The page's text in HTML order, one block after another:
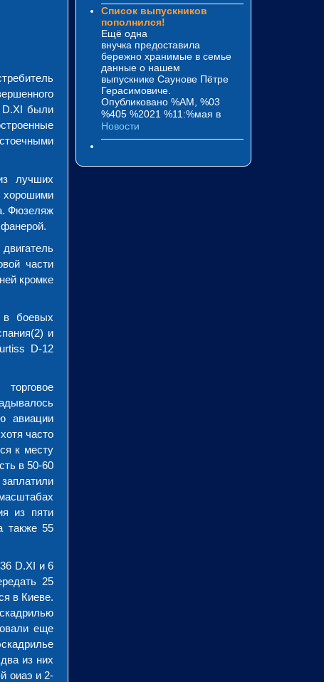
D.XI были
лучших
хорошими
Фюзеляж
части
кромке
в боевых
и
D-12
авиации
часто
к месту
в 50-60
из пяти
также 55
D.XI и 6
25
в Киеве.
еще
из них
оиаэ и 2-
Список выпускников
пополнился!
Ещё одна
внучка предоставила
бережно хранимые в семье
данные о нашем
выпускнике Саунове Пётре
Герасимовиче.
Опубликовано %AM, %03
%405 %2021 %11:%мая в
Новости